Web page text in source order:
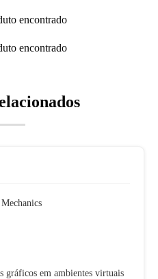
encontrado
encontrado
gráficos em ambientes virtuais